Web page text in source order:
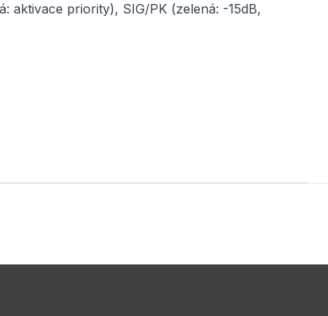
aktivace priority), SIG/PK (zelená: -15dB,